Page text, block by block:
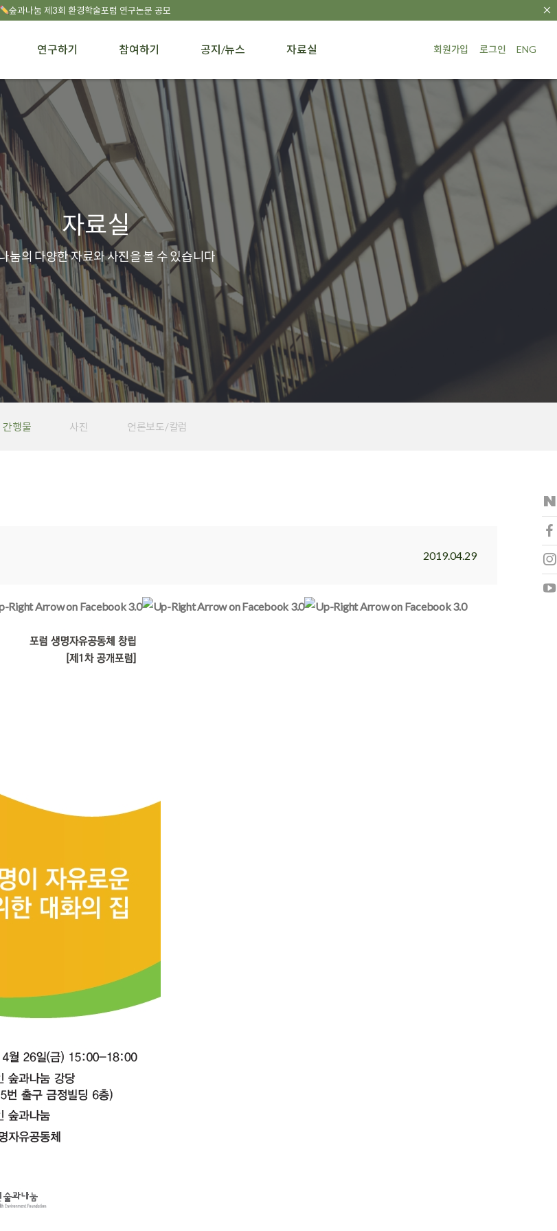
숲과나눔 제3회 환경학술포럼 연구논문 공모
연구하기 참여하기 공지/뉴스 자료실 회원가입 로그인 ENG
자료실
눔의 다양한 자료와 사진을 볼 수 있습니다
간행물 사진 언론보도/칼럼
2019.04.29